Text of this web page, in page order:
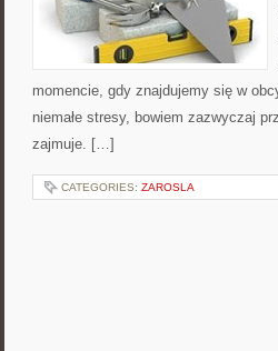
momencie, gdy znajdujemy się w
niemałe stresy, bowiem zazwyczaj
zajmuje. […]
CATEGORIES: ZAROSLA